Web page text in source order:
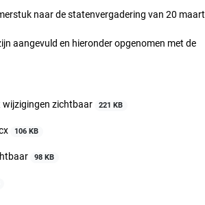
naar de statenvergadering van 20 maart
aangevuld en hieronder opgenomen met de
zichtbaar
221 KB
106 KB
98 KB